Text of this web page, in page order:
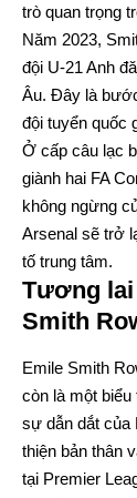
trò quan trọng
Năm 2023,
đội U-21 Anh
Âu. Đây là
đội tuyển quốc
Ở cấp câu lạc
giành hai FA
không ngừng
Arsenal sẽ trở
tố trung tâm.
Tương lai
Smith
Emile Smith
còn là một
sự dẫn dắt của
thiện bản thân
tại Premier